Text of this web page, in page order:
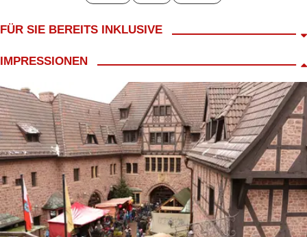
FÜR SIE BEREITS INKLUSIVE
Begrüßungskaffee
ca. 2,5 h Freizeit auf der Wartburg
inkl. Eintritt Weihnachtsmarkt der Wartburg
ca. 1,5 h Freizeit in Eisenach
IMPRESSIONEN